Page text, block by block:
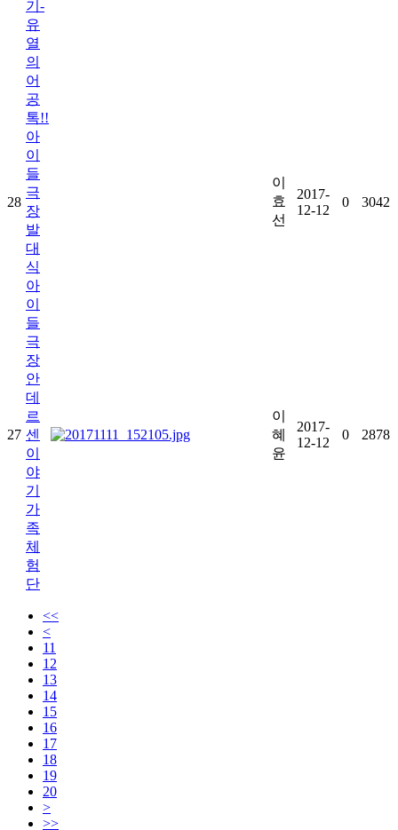
기-
유
열
의
어
공
톡!!
28
아
이
들
극
장
발
대
식
이
효
선
2017-
12-12
0 3042
27
아
이
들
극
장
안
데
르
센
이
야
기
가
족
체
험
단
이
혜
윤
2017-
12-12
0 2878
<<
<
11
12
13
14
15
16
17
18
19
20
>
>>